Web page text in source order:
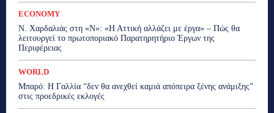
ECONOMY
Ν. Χαρδαλιάς στη «Ν»: «Η Αττική αλλάζει με έργα» – Πώς θα
λειτουργεί το πρωτοποριακό Παρατηρητήριο Έργων της
Περιφέρειας
WORLD
Μπαρό: Η Γαλλία “δεν θα ανεχθεί καμιά απόπειρα ξένης ανάμιξης”
στις προεδρικές εκλογές